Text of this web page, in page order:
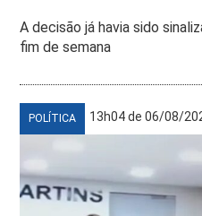
A decisão já havia sido
fim de semana
POLÍTICA 13h04 de 06/08/